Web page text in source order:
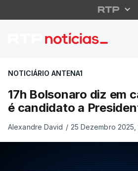
17h
NOTICIÁRIO ANTENA1
17h Bolsonaro diz em
é candidato a
Alexandre David / 25 Dezembro 2025,